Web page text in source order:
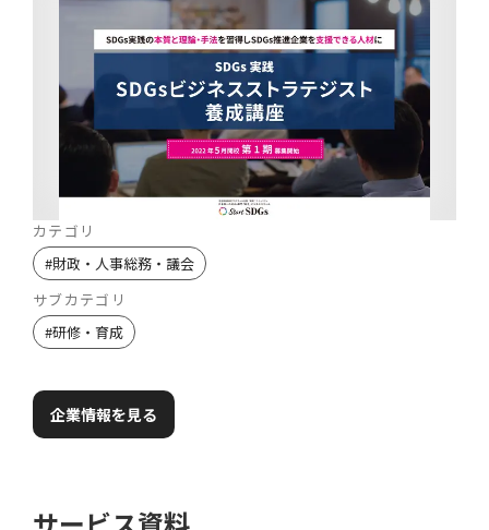
カテゴリ
#財政・人事総務・議会
サブカテゴリ
#研修・育成
企業情報を見る